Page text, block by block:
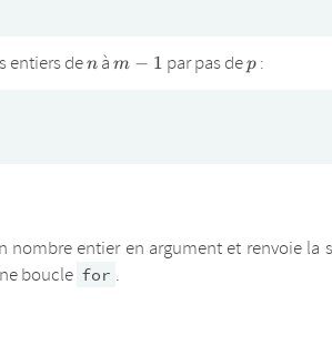
entiers den
n àm-
m − 1 par pas dep
p:
nombre entier en argument et renvoie la
boucle for .